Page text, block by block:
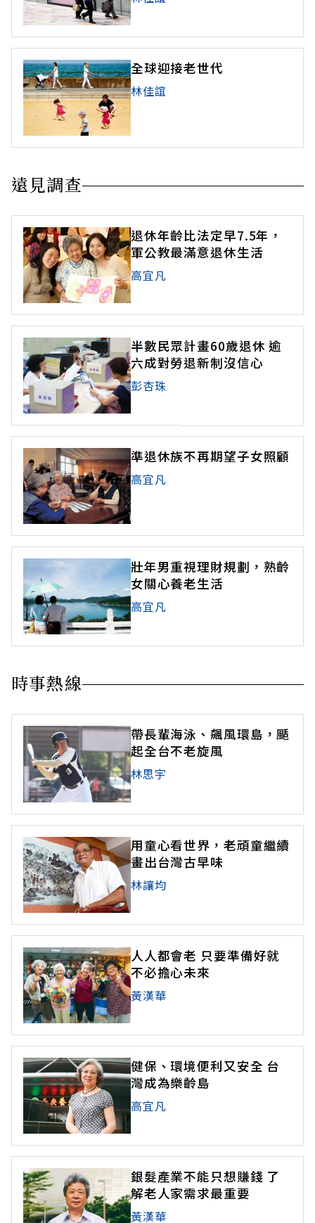
全球迎接老世代
林佳誼
遠見調查
退休年齡比法定早7.5年，
軍公教最滿意退休生活
高宜凡
半數民眾計畫60歲退休 逾
六成對勞退新制沒信心
彭杏珠
準退休族不再期望子女照顧
高宜凡
壯年男重視理財規劃，熟齡
女關心養老生活
高宜凡
時事熱線
帶長輩海泳、飆風環島，颳
起全台不老旋風
林思宇
用童心看世界，老頑童繼續
畫出台灣古早味
林讓均
人人都會老 只要準備好就
不必擔心未來
黃漢華
健保、環境便利又安全 台
灣成為樂齡島
高宜凡
銀髮產業不能只想賺錢 了
解老人家需求最重要
黃漢華